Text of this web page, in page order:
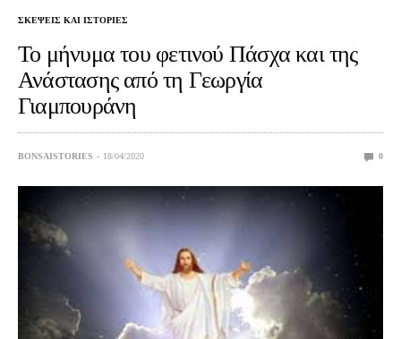
ΣΚΕΨΕΙΣ ΚΑΙ ΙΣΤΟΡΙΕΣ
Το μήνυμα του φετινού Πάσχα και της
Ανάστασης από τη Γεωργία
Γιαμπουράνη
BONSAISTORIES 18/04/2020 0